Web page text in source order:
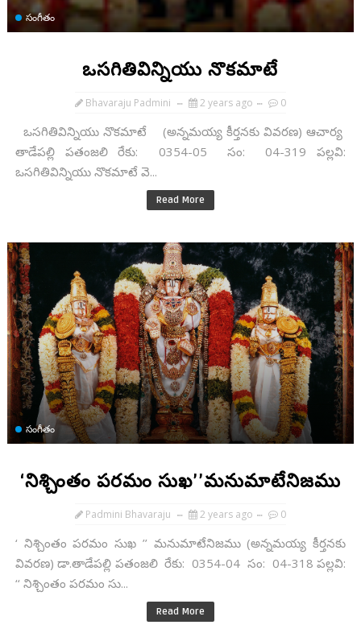
సంగీతం
ఒసగితివిన్నియు నొకమాటే
Bhavaraju Padmini 2 years ago 0
ఒసగితివిన్నియు నొకమాటే (అన్నమయ్య కీర్తనకు వివరణ) ఆచార్య
తాడేపల్లి పతంజలి రేకు: 0354-05 సం: 04-319 పల్లవి:
ఒసగితివిన్నియు నొకమాటే వె...
Read More
సంగీతం
‘నిశ్చింతం పరమం సుఖ’’మనుమాటేనిజము
Padmini Bhavaraju 2 years ago 0
‘ నిశ్చింతం పరమం సుఖ ’’ మనుమాటేనిజము (అన్నమయ్య కీర్తనకు
వివరణ) డా.తాడేపల్లి పతంజలి రేకు: 0354-04 సం: 04-318 పల్లవి:
‘‘ నిశ్చింతం పరమం సు...
Read More